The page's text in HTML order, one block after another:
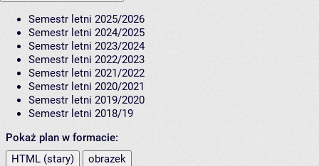
Semestr letni 2025/2026
Semestr letni 2024/2025
Semestr letni 2023/2024
Semestr letni 2022/2023
Semestr letni 2021/2022
Semestr letni 2020/2021
Semestr letni 2019/2020
Semestr letni 2018/19
Pokaż plan w formacie:
HTML (stary)
obrazek